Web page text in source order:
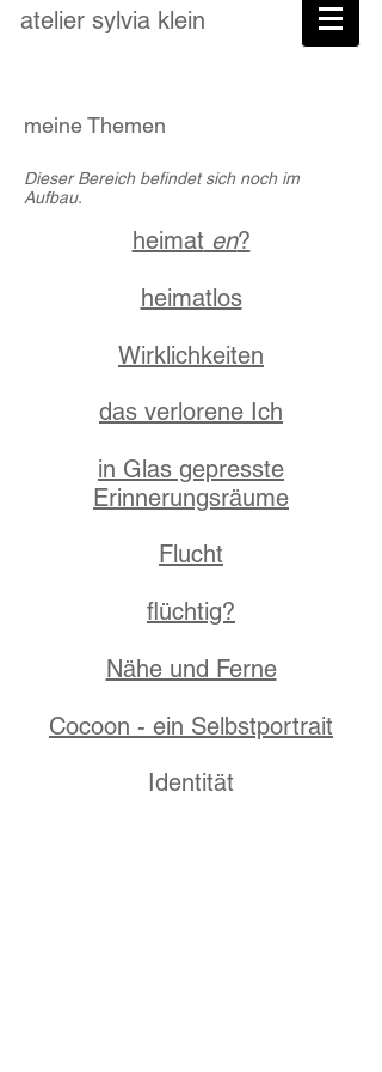
atelier sylvia klein
meine Themen
Dieser Bereich befindet sich noch im
Aufbau.
heimat en?
heimatlos
Wirklichkeiten
das verlorene Ich
in Glas gepresste
Erinnerungsräume
Flucht
flüchtig?
Nähe und Ferne
Cocoon - ein Selbstportrait
Identität